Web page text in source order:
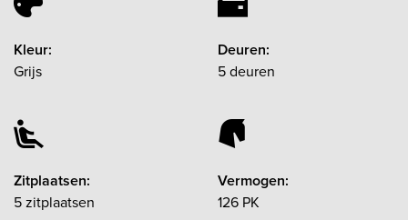
Kleur:
Grijs
Deuren:
5 deuren
Zitplaatsen:
5 zitplaatsen
Vermogen:
126 PK